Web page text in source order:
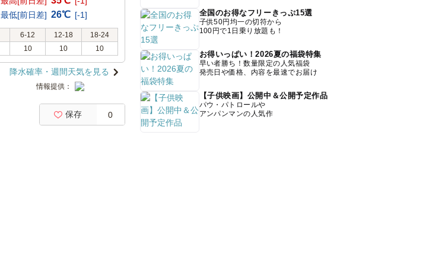
最低[前日差] 26℃ [-1]
6-12 12-18
18-24
10 10 10
降水確率・週間天気を見る
情報提供：
保存 0
全国のお得なフリーきっぷ15選
子供50円均一の切符から
100円で1日乗り放題も！
お得いっぱい！2026夏の福袋特集
早い者勝ち！数量限定の人気福袋
発売日や価格、内容を最速でお届け
【子供映画】公開中＆公開予定作品
パウ・パトロールや
アンパンマンの人気作